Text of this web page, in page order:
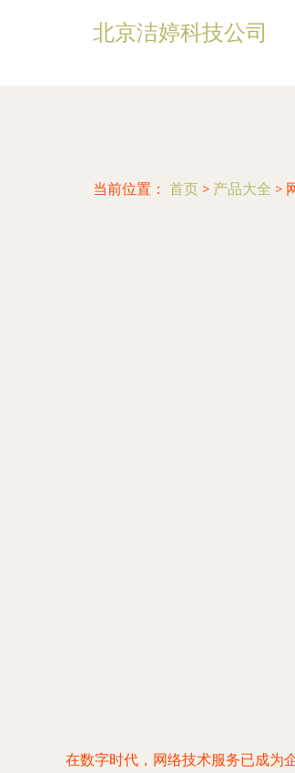
北京洁婷科技公司
当前位置： 首页 > 产品大全 >
在数字时代，网络技术服务已成为